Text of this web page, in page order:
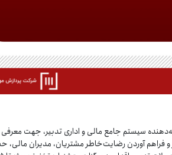
سیستم جامع مالی و اداری تدبیر، جهت معرفی
آوردن رضایت‌خاطر مشتریان، مدیران مالی،